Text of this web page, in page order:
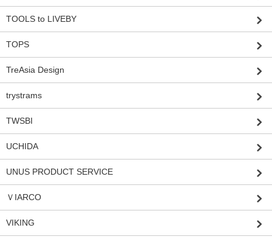
TOOLS to LIVEBY
TOPS
TreAsia Design
trystrams
TWSBI
UCHIDA
UNUS PRODUCT SERVICE
ＶIARCO
VIKING